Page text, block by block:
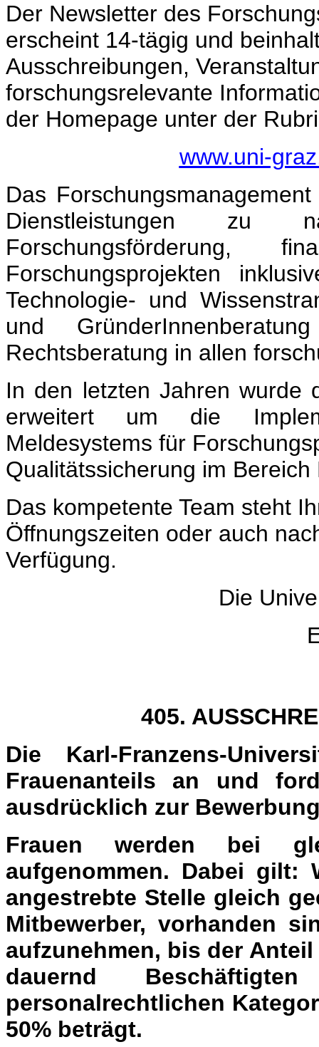
Der Newsletter des
erscheint 14-tägig und
Ausschreibungen,
forschungsrelevante
der Homepage unter der
www.uni-
Das
Dienstleistungen zu
Forschungsförderung,
Forschungsprojekten
Technologie- und
und
Rechtsberatung in allen
In den letzten Jahren wurde
erweitert um die
Meldesystems für
Qualitätssicherung im Bereich
Das kompetente Team steht
Öffnungszeiten oder auch
Verfügung.
Die
405.
Die Karl-Franzens-
Frauenanteils an und
ausdrücklich zur
Frauen werden bei
aufgenommen. Dabei gilt:
angestrebte Stelle gleich
Mitbewerber, vorhanden
aufzunehmen, bis der
dauernd
personalrechtlichen
50% beträgt.